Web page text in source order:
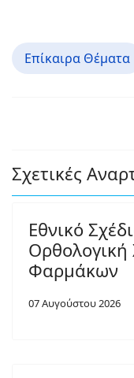
Επίκαιρα Θέματα
Σχετικές
Εθνικό
Φαρμάκων
07 Αυγούστου 2026